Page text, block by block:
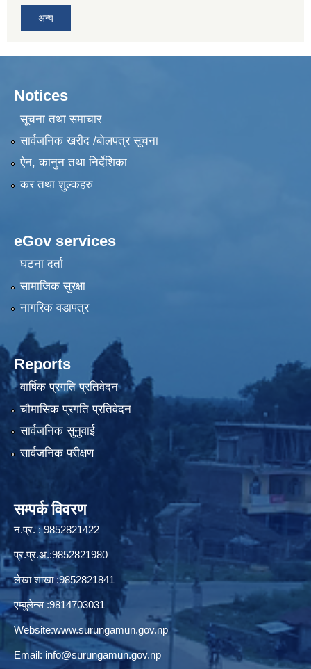
अन्य
Notices
सूचना तथा समाचार
सार्वजनिक खरीद /बोलपत्र सूचना
ऐन, कानुन तथा निर्देशिका
कर तथा शुल्कहरु
eGov services
घटना दर्ता
सामाजिक सुरक्षा
नागरिक वडापत्र
Reports
वार्षिक प्रगति प्रतिवेदन
चौमासिक प्रगति प्रतिवेदन
सार्वजनिक सुनुवाई
सार्वजनिक परीक्षण
सम्पर्क विवरण
न.प्र. : 9852821422
प्र.प्र.अ.:9852821980
लेखा शाखा :9852821841
एम्बुलेन्स :9814703031
Website:www.surungamun.gov.np
Email: info@surungamun.gov.np